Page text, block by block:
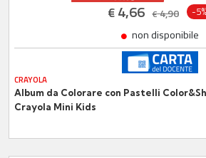
€4,66 €4,90 -5%
non disponibile
CRAYOLA
Album da Colorare con Pastelli
Crayola Mini Kids